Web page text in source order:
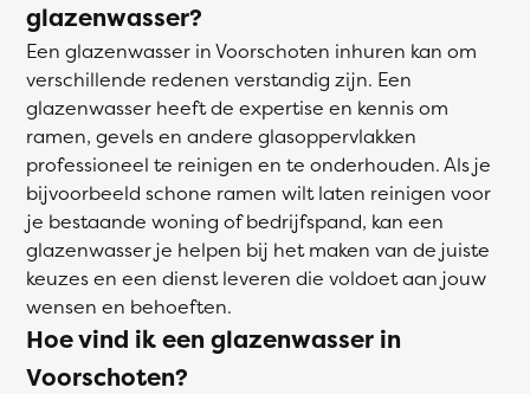
glazenwasser?
Een glazenwasser in Voorschoten inhuren kan om
verschillende redenen verstandig zijn. Een
glazenwasser heeft de expertise en kennis om
ramen, gevels en andere glasoppervlakken
professioneel te reinigen en te onderhouden. Als je
bijvoorbeeld schone ramen wilt laten reinigen voor
je bestaande woning of bedrijfspand, kan een
glazenwasser je helpen bij het maken van de juiste
keuzes en een dienst leveren die voldoet aan jouw
wensen en behoeften.
Hoe vind ik een glazenwasser in
Voorschoten?